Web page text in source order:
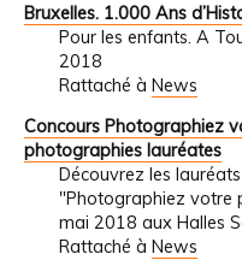
Bruxelles. 1.000 Ans
Pour les enfants. A
2018
Rattaché à News
Concours Photographiez
photographies lauréates
Découvrez les
"Photographiez votre
mai 2018 aux Halles
Rattaché à News